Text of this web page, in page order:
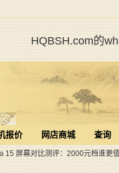
HQBSH.com的
报价 网店商城 查询
15 屏幕对比测评：2000元档谁更